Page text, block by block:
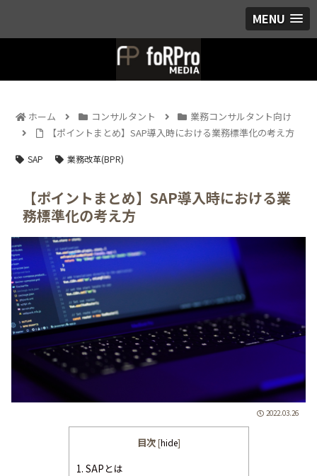
MENU
ホーム コンサルタント
業務コンサルタント向け
【ポイントまとめ】SAP導入時における業務標準化の考え方
SAP 業務改革(BPR)
【ポイントまとめ】SAP導入時における業
務標準化の考え方
2022.03.26
目次 [hide]
1. SAPとは